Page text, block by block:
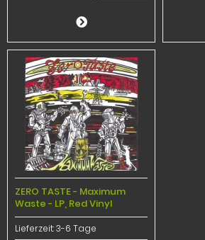
ZERO TASTE - Maximum
Waste - LP, Red Vinyl
Lieferzeit:3-6 Tage